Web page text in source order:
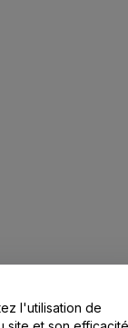
l'utilisation de